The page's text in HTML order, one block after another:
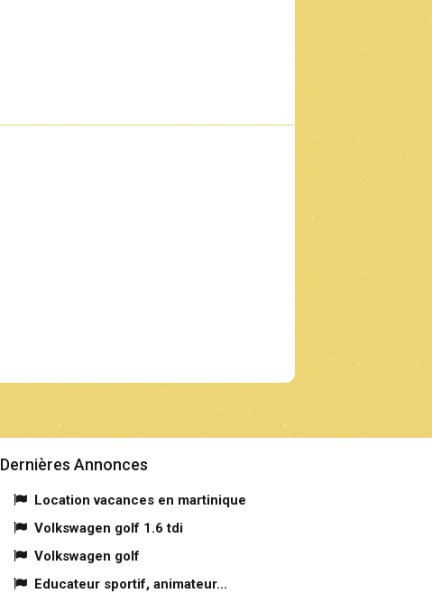
Dernières Annonces
Location vacances en martinique
Volkswagen golf 1.6 tdi
Volkswagen golf
Educateur sportif, animateur...